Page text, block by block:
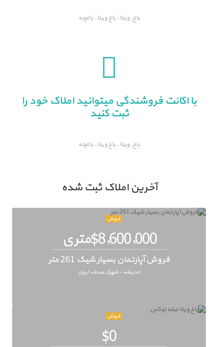
باغ, ویلا , باغ ویلا , باغچه
با اکانت فروشندگی میتوانید املاک خود را
ثبت کنید
باغ, ویلا , باغ ویلا , باغچه
آخرین املاک ثبت شده
$8,600,000متری
فروش
فروش آپارتمان بسیار شیک 261 متر
اندیشه - شهرک صدف, ایران
$0
فروش